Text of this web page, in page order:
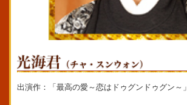
出演作：「最高の愛～恋はドゥグンドゥグン